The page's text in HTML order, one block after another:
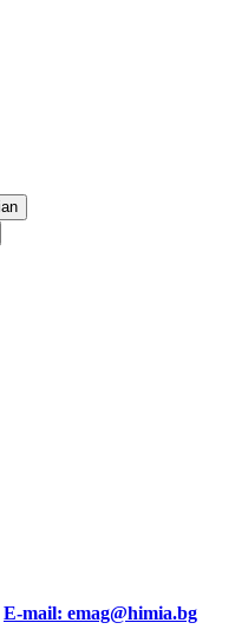
E-mail: emag@himia.bg